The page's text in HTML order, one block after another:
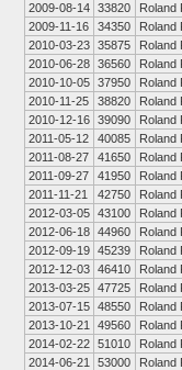
2009-08-14 33820 Roland
2009-11-16
34350 Roland
2010-03-23 35875 Roland
2010-06-28 36560 Roland
2010-10-05 37950 Roland
2010-11-25
38820 Roland
2010-12-16 39090 Roland
2011-05-12
40085 Roland
2011-08-27
41650 Roland
2011-09-27
41950 Roland
2011-11-21
42750 Roland
2012-03-05 43100 Roland
2012-06-18 44960 Roland
2012-09-19 45239 Roland
2012-12-03 46410 Roland
2013-03-25 47725 Roland
2013-07-15 48550 Roland
2013-10-21
49560 Roland
2014-02-22 51010 Roland
2014-06-21
53000 Roland